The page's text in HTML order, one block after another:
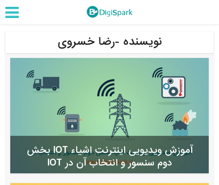
نویسنده -رضا خسروی
آموزش ویدیویی اینترنت اشیاء IOT بخش
دوم سنسور و انتخاب آن در IOT